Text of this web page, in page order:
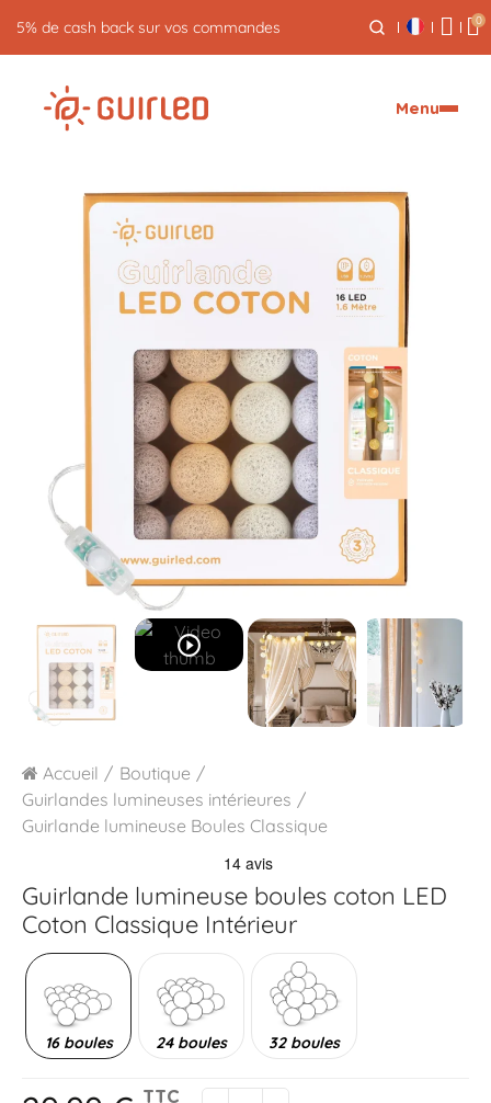
Retour gratuit pendant 30 jours 0
Menu
play_circle_outline
Accueil
Boutique
Guirlandes lumineuses intérieures
Guirlande lumineuse Boules Classique
Guirlande lumineuse boules coton LED
Coton Classique Intérieur
16 boules 24 boules 32 boules
TTC